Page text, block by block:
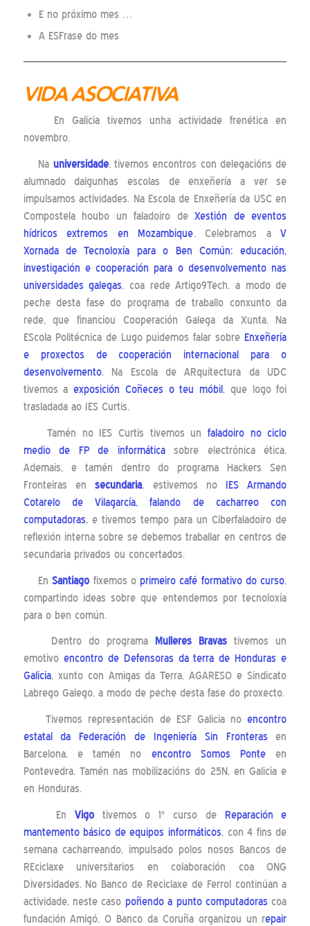
E no próximo mes …
A ESFrase do mes
VIDA ASOCIATIVA
En Galicia tivemos unha actividade frenética en
novembro.
Na universidade, tivemos encontros con delegacións de
alumnado dalgunhas escolas de enxeñería a ver se
impulsamos actividades. Na Escola de Enxeñería da USC en
Compostela houbo un faladoiro deXestión de eventos
hídricos extremos en Mozambique. Celebramos aV
Xornada de Tecnoloxía para o Ben Común: educación,
investigación e cooperación para o desenvolvemento nas
universidades galegas, coa rede Artigo9Tech, a modo de
peche desta fase do programa de traballo conxunto da
rede, que financiou Cooperación Galega da Xunta. Na
EScola Politécnica de Lugo puidemos falar sobre Enxeñería
e proxectos de cooperación internacional para o
desenvolvemento. Na Escola de ARquitectura da UDC
tivemos aexposición Coñeces o teu móbil, que logo foi
trasladada ao IES Curtis.
Tamén no IES Curtis tivemos unfaladoiro no ciclo
medio de FP de informáticasobre electrónica ética.
Ademais, e tamén dentro do programa Hackers Sen
Fronteiras ensecundaria, estivemos no IES Armando
Cotarelo de Vilagarcía, falando de cacharreo con
computadoras, e tivemos tempo para un Ciberfaladoiro de
reflexión interna sobre se debemos traballar en centros de
secundaria privados ou concertados.
EnSantiago fixemos o primeiro café formativo do curso,
compartindo ideas sobre que entendemos por tecnoloxía
para o ben común.
Dentro do programa Mulleres Bravas tivemos un
emotivo encontro de Defensoras da terra de Honduras e
Galicia, xunto con Amigas da Terra, AGARESO e Sindicato
Labrego Galego, a modo de peche desta fase do proxecto.
Tivemos representación de ESF Galicia noencontro
estatal da Federación de Ingeniería Sin Fronterasen
Barcelona, e tamén no encontro Somos Ponte en
Pontevedra. Tamén nas mobilizacións do 25N, en Galicia e
en Honduras.
En Vigotivemos o 1º curso de Reparación e
mantemento básico de equipos informáticos, con 4 fins de
semana cacharreando, impulsado polos nosos Bancos de
REciclaxe universitarios en colaboración coa ONG
Diversidades. No Banco de Reciclaxe de Ferrol continúan a
actividade, neste caso poñendo a punto computadoras coa
fundación Amigó. O Banco da Coruña organizou un repair